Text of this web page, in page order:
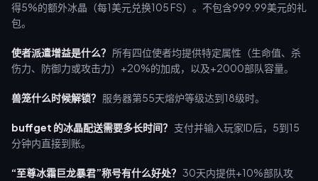
得5%的额外冰晶（每1美元兑换105 FS）。不包含999.99美元的礼
包。
使者派遣增益是什么？ 所有四位使者均提供特定属性（生命值、杀
伤力、防御力或攻击力）+20%的加成，以及+2000部队容量。
兽笼什么时候解锁？ 服务器第55天熔炉等级达到18级时。
buffget 的冰晶配送需要多长时间？ 支付并输入玩家ID后，5到15
分钟内直接到账。
“至尊冰霜巨龙暴君”称号有什么好处？ 30天内提供+10%部队攻